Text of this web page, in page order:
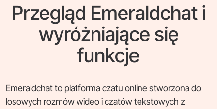
Przegląd Emeraldchat i
wyróżniające się
funkcje
Emeraldchat to platforma czatu online stworzona do
losowych rozmów wideo i czatów tekstowych z